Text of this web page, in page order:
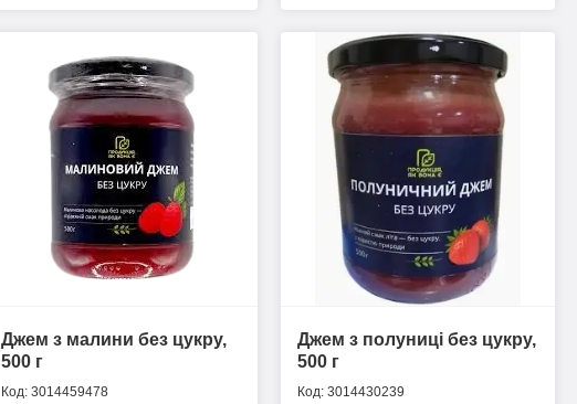
Джем з малини без цукру,
500 г
3014459478
Джем з полуниці без цукру,
500 г
3014430239